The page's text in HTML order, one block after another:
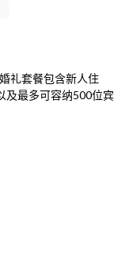
礼套餐包含新人住
及最多可容纳500位宾